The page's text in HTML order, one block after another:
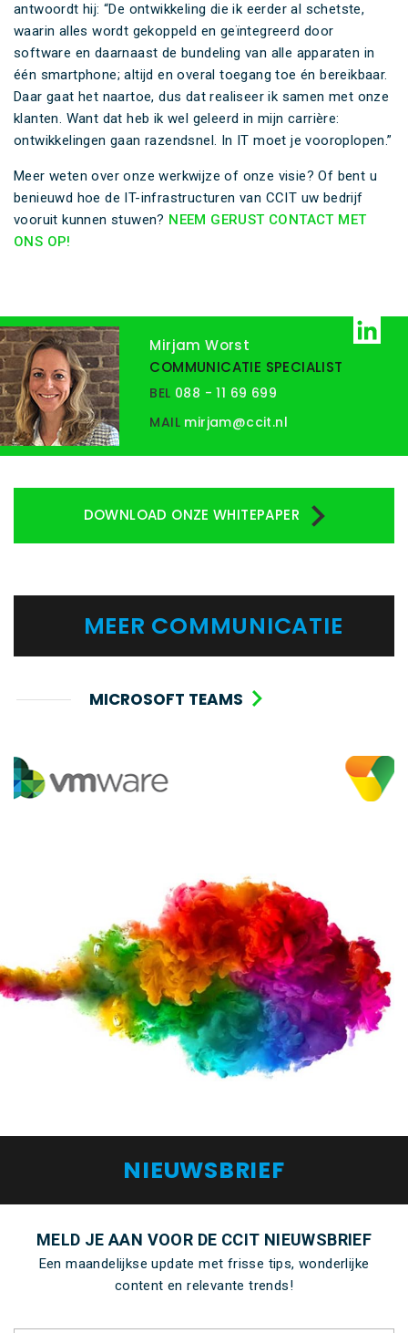
antwoordt hij: “De ontwikkeling die ik eerder al schetste,
waarin alles wordt gekoppeld en geïntegreerd door
software en daarnaast de bundeling van alle apparaten in
één smartphone; altijd en overal toegang toe én bereikbaar.
Daar gaat het naartoe, dus dat realiseer ik samen met onze
klanten. Want dat heb ik wel geleerd in mijn carrière:
ontwikkelingen gaan razendsnel. In IT moet je vooroplopen.”
Meer weten over onze werkwijze of onze visie? Of bent u
benieuwd hoe de IT-infrastructuren van CCIT uw bedrijf
vooruit kunnen stuwen? NEEM GERUST CONTACT MET
ONS OP!
Mirjam Worst
COMMUNICATIE SPECIALIST
BEL 088 - 11 69 699
MAILmirjam@ccit.nl
DOWNLOAD ONZE WHITEPAPER
MEER COMMUNICATIE
MICROSOFT TEAMS
NIEUWSBRIEF
MELD JE AAN VOOR DE CCIT NIEUWSBRIEF
Een maandelijkse update met frisse tips, wonderlijke
content en relevante trends!